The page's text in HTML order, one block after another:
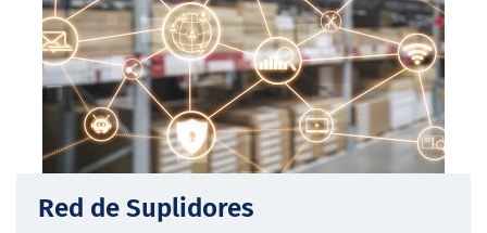
Red de Suplidores